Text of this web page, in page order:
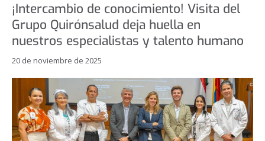
¡Intercambio de conocimiento! Visita del
Grupo Quirónsalud deja huella en
nuestros especialistas y talento humano
20 de noviembre de 2025